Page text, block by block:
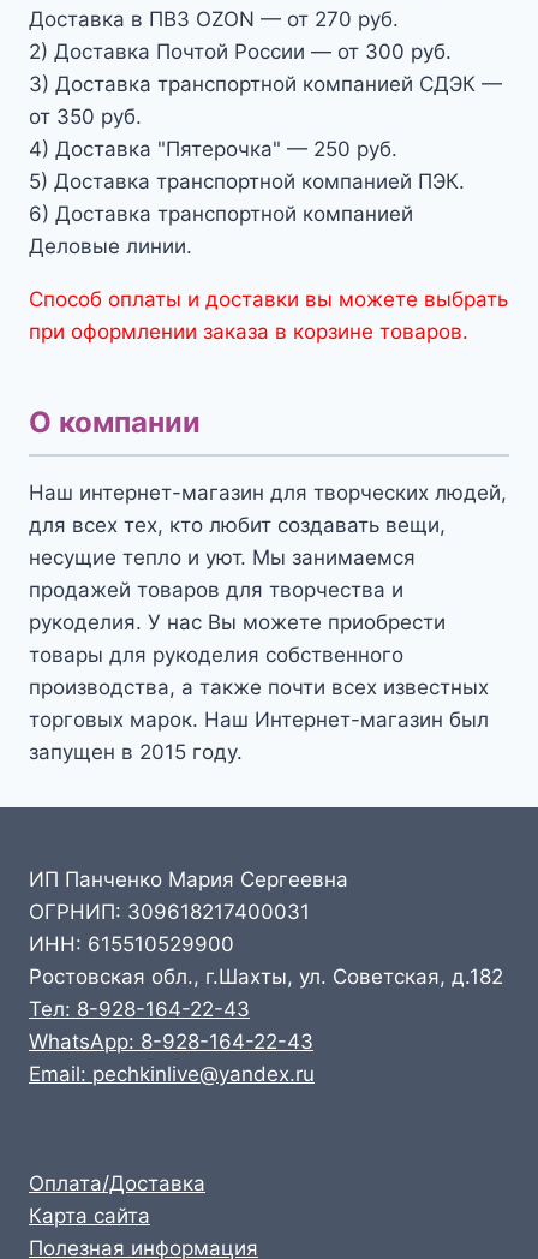
Доставка в ПВЗ OZON — от 270 руб.
2) Доставка Почтой России — от 300 руб.
3) Доставка транспортной компанией СДЭК —
от 350 руб.
4) Доставка "Пятерочка" — 250 руб.
5) Доставка транспортной компанией ПЭК.
6) Доставка транспортной компанией
Деловые линии.
Способ оплаты и доставки вы можете выбрать
при оформлении заказа в корзине товаров.
О компании
Наш интернет-магазин для творческих людей,
для всех тех, кто любит создавать вещи,
несущие тепло и уют. Мы занимаемся
продажей товаров для творчества и
рукоделия. У нас Вы можете приобрести
товары для рукоделия собственного
производства, а также почти всех известных
торговых марок. Наш Интернет-магазин был
запущен в 2015 году.
ИП Панченко Мария Сергеевна
ОГРНИП: 309618217400031
ИНН: 615510529900
Ростовская обл., г.Шахты, ул. Советская, д.182
Тел: 8-928-164-22-43
WhatsApp: 8-928-164-22-43
Email: pechkinlive@yandex.ru
Оплата/Доставка
Карта сайта
Полезная информация